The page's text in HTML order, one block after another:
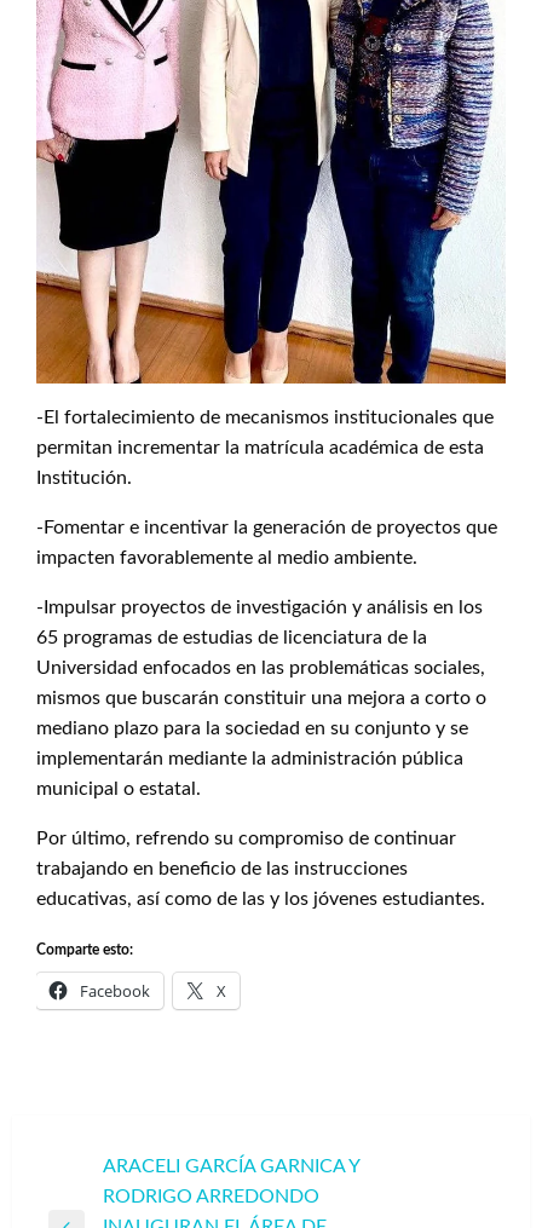
-El fortalecimiento de mecanismos institucionales que
permitan incrementar la matrícula académica de esta
Institución.
-Fomentar e incentivar la generación de proyectos que
impacten favorablemente al medio ambiente.
-Impulsar proyectos de investigación y análisis en los
65 programas de estudias de licenciatura de la
Universidad enfocados en las problemáticas sociales,
mismos que buscarán constituir una mejora a corto o
mediano plazo para la sociedad en su conjunto y se
implementarán mediante la administración pública
municipal o estatal.
Por último, refrendo su compromiso de continuar
trabajando en beneficio de las instrucciones
educativas, así como de las y los jóvenes estudiantes.
Comparte esto:
Facebook X
Navegación
ARACELI GARCÍA GARNICA Y
RODRIGO ARREDONDO